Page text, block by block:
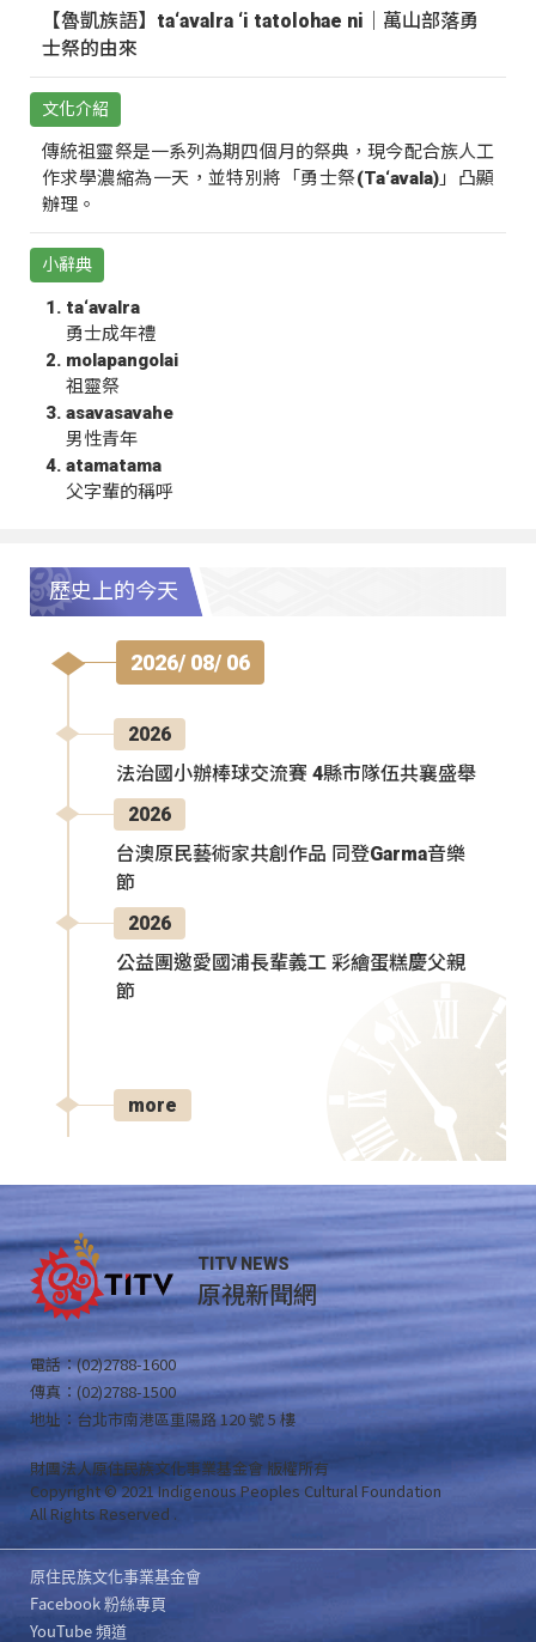
【魯凱族語】ta‘avalra ‘i tatolohae ni｜萬山部落勇
士祭的由來
文化介紹
傳統祖靈祭是一系列為期四個月的祭典，現今配合族人工
作求學濃縮為一天，並特別將「勇士祭(Ta‘avala)」凸顯
辦理。
小辭典
ta‘avalra
勇士成年禮
molapangolai
祖靈祭
asavasavahe
男性青年
atamatama
父字輩的稱呼
歷史上的今天
2026/ 08/ 06
2026
法治國小辦棒球交流賽 4縣市隊伍共襄盛舉
2026
台澳原民藝術家共創作品 同登Garma音樂
節
2026
公益團邀愛國浦長輩義工 彩繪蛋糕慶父親
節
more
TITV NEWS
原視新聞網
電話：(02)2788-1600
傳真：(02)2788-1500
地址：台北市南港區重陽路 120 號 5 樓
財團法人原住民族文化事業基金會 版權所有
Copyright © 2021 Indigenous Peoples Cultural Foundation
All Rights Reserved .
原住民族文化事業基金會
Facebook 粉絲專頁
YouTube 頻道